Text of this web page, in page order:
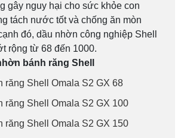
gây nguy hại cho sức khỏe con
tách nước tốt và chống ăn mòn
đó, dầu nhờn công nghiệp Shell
rộng từ 68 đến 1000.
bánh răng Shell
răng Shell Omala S2 GX 68
răng Shell Omala S2 GX 100
răng Shell Omala S2 GX 150